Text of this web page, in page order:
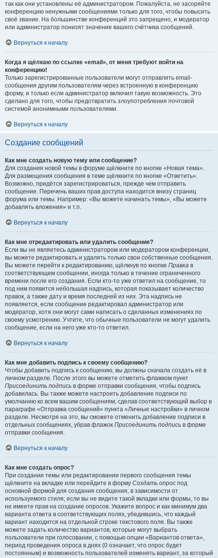
так как они установлены её администратором. Пожалуйста, не засоряйте
конференцию ненужными сообщениями только для того, чтобы повысить
своё звание. На большинстве конференций это запрещено, и модератор
или администратор понизят значение вашего счётчика сообщений.
Вернуться к началу
Когда я щёлкаю по ссылке «email», от меня требуют войти на
конференцию!
Только зарегистрированные пользователи могут отправлять email-
сообщения другим пользователям через встроенную в конференцию
форму, и только если администратор включил такую возможность. Это
сделано для того, чтобы предотвратить злоупотребления почтовой
системой анонимными пользователями.
Вернуться к началу
Создание сообщений
Как мне создать новую тему или сообщение?
Для создания новой темы в форуме щёлкните по кнопке «Новая тема».
Для размещения сообщения в теме щёлкните по кнопке «Ответить».
Возможно, придётся зарегистрироваться, прежде чем отправить
сообщение. Перечень ваших прав доступа находится внизу страниц
форума или темы. Например: «Вы можете начинать темы», «Вы можете
добавлять вложения» и т.п.
Вернуться к началу
Как мне отредактировать или удалить сообщение?
Если вы не являетесь администратором или модератором конференции,
вы можете редактировать и удалять только свои собственные сообщения.
Вы можете перейти к редактированию, щёлкнув по кнопке Правка в
соответствующем сообщении, иногда только в течение ограниченного
времени после его создания. Если кто-то уже ответил на сообщение, то
под ним появится небольшая надпись, которая показывает количество
правок, а также дату и время последней из них. Эта надпись не
появляется, если сообщение редактировал администратор или
модератор, хотя они могут сами написать о сделанных изменениях по
своему усмотрению. Учтите, что обычные пользователи не могут удалить
сообщение, если на него уже кто-то ответил.
Вернуться к началу
Как мне добавить подпись к своему сообщению?
Чтобы добавить подпись к сообщению, вы должны сначала создать её в
личном разделе. После этого вы можете отметить флажком пункт
Присоединить подпись в форме отправки сообщения, чтобы подпись
добавилась. Вы также можете настроить добавление подписи по
умолчанию ко всем вашим сообщениям, сделав соответствующий выбор в
параграфе «Отправка сообщений» пункта «Личные настройки» в личном
разделе. Несмотря на это, вы сможете отменить добавление подписи в
отдельных сообщениях, убрав флажок Присоединить подпись в форме
отправки сообщения.
Вернуться к началу
Как мне создать опрос?
При создании темы или редактировании первого сообщения темы
щёлкните на вкладке или перейдите в форму Создать опрос под
основной формой для создания сообщения, в зависимости от
используемого стиля; если вы не видите такой вкладки или формы, то вы
не имеете прав на создание опросов. Укажите вопрос и как минимум два
варианта ответа в соответствующих полях, убедившись, что каждый
вариант находится на отдельной строке текстового поля. Вы также
можете задать количество вариантов, которые могут выбрать
пользователи при голосовании, с помощью опции «Вариантов ответа»,
период проведения опроса в днях (0 означает, что опрос будет
постоянным) и возможность пользователей изменять вариант, за который